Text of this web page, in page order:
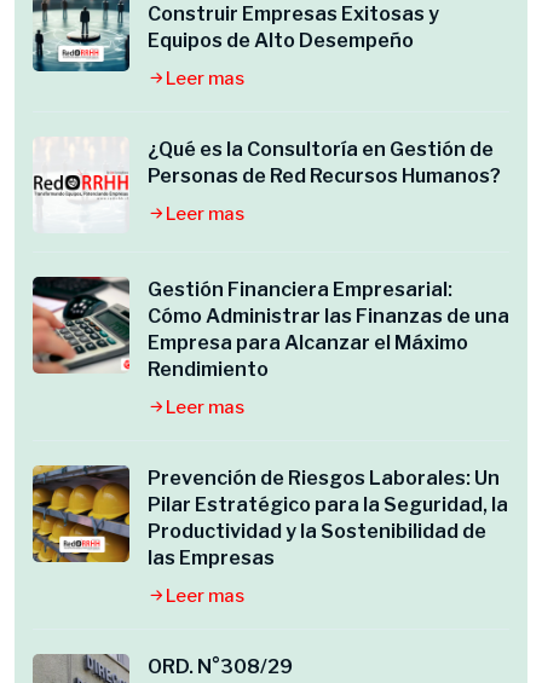
Construir Empresas Exitosas y
Equipos de Alto Desempeño
Leer mas
¿Qué es la Consultoría en Gestión de
Personas de Red Recursos Humanos?
Leer mas
Gestión Financiera Empresarial:
Cómo Administrar las Finanzas de una
Empresa para Alcanzar el Máximo
Rendimiento
Leer mas
Prevención de Riesgos Laborales: Un
Pilar Estratégico para la Seguridad, la
Productividad y la Sostenibilidad de
las Empresas
Leer mas
ORD. N°308/29